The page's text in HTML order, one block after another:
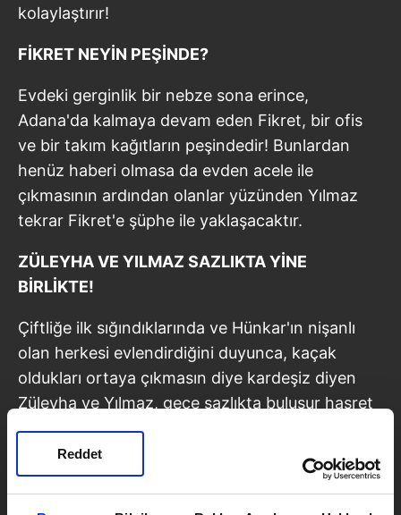
Reddet
kolaylaştırır!
FİKRET NEYİN PEŞİNDE?
Evdeki gerginlik bir nebze sona erince,
Adana'da kalmaya devam eden Fikret, bir ofis
ve bir takım kağıtların peşindedir! Bunlardan
henüz haberi olmasa da evden acele ile
çıkmasının ardından olanlar yüzünden Yılmaz
tekrar Fikret'e şüphe ile yaklaşacaktır.
ZÜLEYHA VE YILMAZ SAZLIKTA YİNE
BİRLİKTE!
Çiftliğe ilk sığındıklarında ve Hünkar'ın nişanlı
olan herkesi evlendirdiğini duyunca, kaçak
oldukları ortaya çıkmasın diye kardeşiz diyen
Züleyha ve Yılmaz, gece sazlıkta buluşur hasret
gidermişti. Yaşanan onca olay, geçen onca
zamandan sonra, kaçma planlarının yapmak için
yine sazlıkta buluşmaya başlayan iki sevgili, bu